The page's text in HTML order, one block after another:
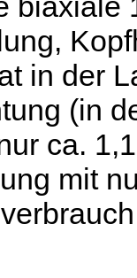
in der
(in
ca.
mit